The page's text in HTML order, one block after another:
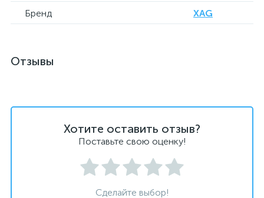
Бренд
XAG
Отзывы
Хотите оставить отзыв?
Поставьте свою оценку!
Сделайте выбор!